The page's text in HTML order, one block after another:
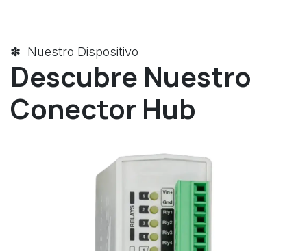
✽ Nuestro Dispositivo
Descubre Nuestro
Conector Hub